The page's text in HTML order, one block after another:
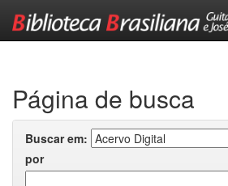
Página de busca
Buscar em:
por